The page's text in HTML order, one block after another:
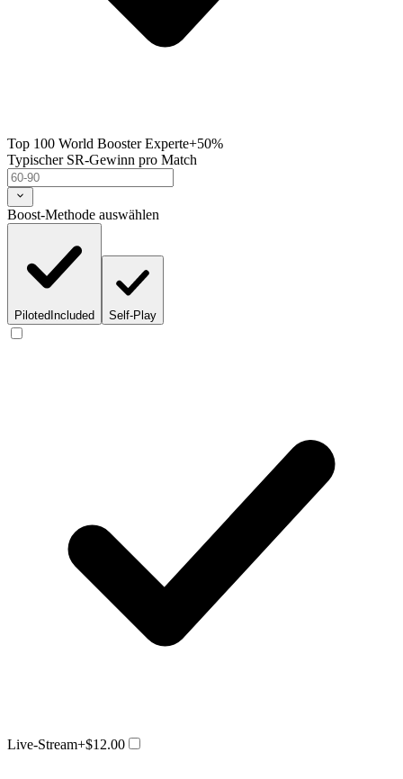
Top 100 World Booster Experte+50%
Typischer SR-Gewinn pro Match
Boost-Methode auswählen
Piloted Included Self-Play
Live-Stream+$12.00